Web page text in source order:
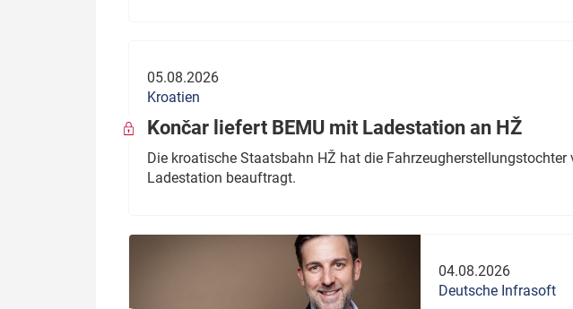
05.08.2026
Kroatien
Končar liefert BEMU mit Ladestation an HŽ
Die kroatische Staatsbahn HŽ hat die
Ladestation beauftragt.
04.08.2026
Deutsche Infrasoft